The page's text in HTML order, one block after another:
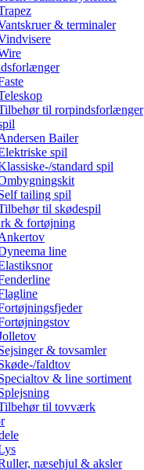
& terminaler
til rorpindsforlænger
Bailer
spil
standard spil
tailing spil
til skødespil
& fortøjning
line
& tovsamler
faldtov
& line sortiment
til tovværk
næsehjul & aksler